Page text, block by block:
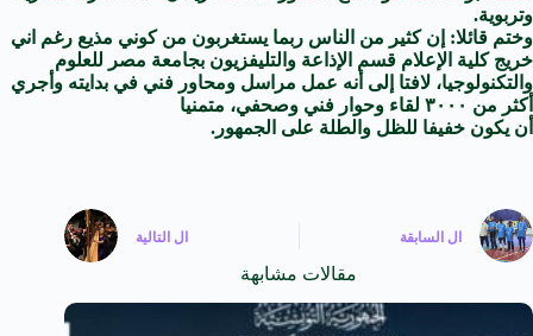
وتربوية.
وختم قائلا: إن كثير من الناس ربما يستغربون من كوني مذيع رغم اني
خريج كلية الإعلام قسم الإذاعة والتليفزيون بجامعة مصر للعلوم
والتكنولوجيا، لافتا إلى أنه عمل مراسل ومحاور فني في بدايته وأجري
أكثر من ٣٠٠٠ لقاء وحوار فني وصحفي، متمنيا
أن يكون خفيفا للظل والطلة على الجمهور.
ال السابقة ال التالية
مقالات مشابهة